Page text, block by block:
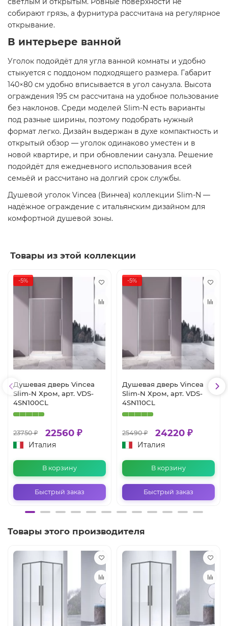
собирают грязь, а фурнитура рассчитана на регулярное
открывание.
В интерьере ванной
Уголок подойдёт для угла ванной комнаты и удобно
стыкуется с поддоном подходящего размера. Габарит
140×80 см удобно вписывается в угол санузла. Высота
ограждения 195 см рассчитана на удобное пользование
без наклонов. Среди моделей Slim-N есть варианты
под разные ширины, поэтому подобрать нужный
формат легко. Дизайн выдержан в духе компактность и
открытый обзор — уголок одинаково уместен и в
новой квартире, и при обновлении санузла. Решение
подойдёт для ежедневного использования всей
семьёй и рассчитано на долгий срок службы.
Душевой уголок Vincea (Винчеа) коллекции Slim-N —
надёжное ограждение с итальянским дизайном для
комфортной душевой зоны.
Товары из этой коллекции
-5%
Душевая дверь Vincea
Slim-N Хром, арт. VDS-
4SN100CL
23750 ₽ 22560 ₽
Италия
В корзину
Быстрый заказ
-5%
Душевая дверь Vincea
Slim-N Хром, арт. VDS-
4SN110CL
25490 ₽ 24220 ₽
Италия
В корзину
Быстрый заказ
Товары этого производителя